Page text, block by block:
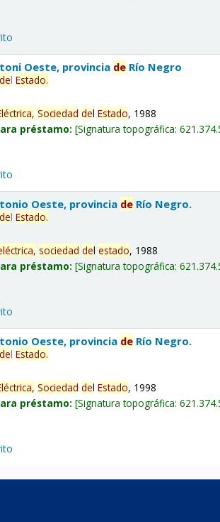
Oeste, provincia de Río Negro
delEstado.
Sociedad delEstado, 1988
préstamo: Signatura topográfica:
Oeste, provincia de Río Negro.
delEstado.
sociedad delestado, 1988
préstamo: Signatura topográfica:
Oeste, provincia de Río Negro.
delEstado.
Sociedad delEstado, 1998
préstamo: Signatura topográfica: